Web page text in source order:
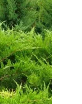
варіантів.
Параметри
можна
вибрати
на
сторінці
товару